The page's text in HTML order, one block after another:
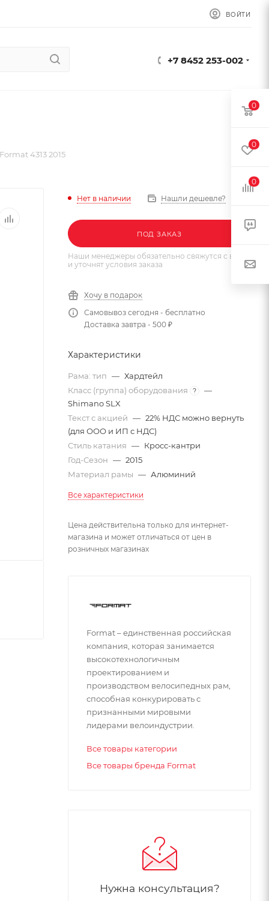
ВОЙТИ
+7 8452 253-002
4313 2015
Нет в наличии Нашли дешевле?
ПОД ЗАКАЗ
Наши менеджеры обязательно свяжутся с вами
и уточнят условия заказа
Хочу в подарок
Самовывоз сегодня - бесплатно
Доставка завтра - 500 ₽
Характеристики
Рама: тип — Хардтейл
Класс (группа) оборудования
?
—
Shimano SLX
Текст с акцией — 22% НДС можно вернуть
(для ООО и ИП с НДС)
Стиль катания — Кросс-кантри
Год-Сезон — 2015
Материал рамы — Алюминий
Все характеристики
Цена действительна только для интернет-
магазина и может отличаться от цен в
розничных магазинах
Format – единственная российская
компания, которая занимается
высокотехнологичным
проектированием и
производством велосипедных рам,
способная конкурировать с
признанными мировыми
лидерами велоиндустрии.
Все товары категории
Все товары бренда Format
Нужна консультация?
0
0
0